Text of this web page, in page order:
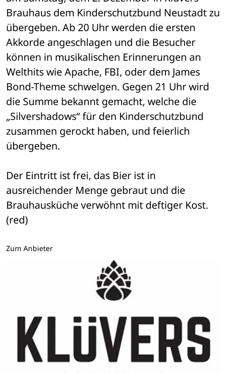
Brauhaus dem Kinderschutzbund Neustadt zu
übergeben. Ab 20 Uhr werden die ersten
Akkorde angeschlagen und die Besucher
können in musikalischen Erinnerungen an
Welthits wie Apache, FBI, oder dem James
Bond-Theme schwelgen. Gegen 21 Uhr wird
die Summe bekannt gemacht, welche die
„Silvershadows“ für den Kinderschutzbund
zusammen gerockt haben, und feierlich
übergeben.
Der Eintritt ist frei, das Bier ist in
ausreichender Menge gebraut und die
Brauhausküche verwöhnt mit deftiger Kost.
(red)
Zum Anbieter